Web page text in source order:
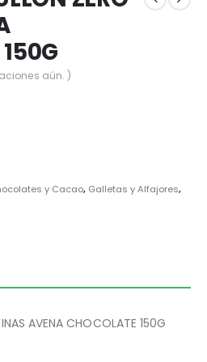
aún. )
y Cacao, Galletas y Alfajores,
AVENA CHOCOLATE 150G